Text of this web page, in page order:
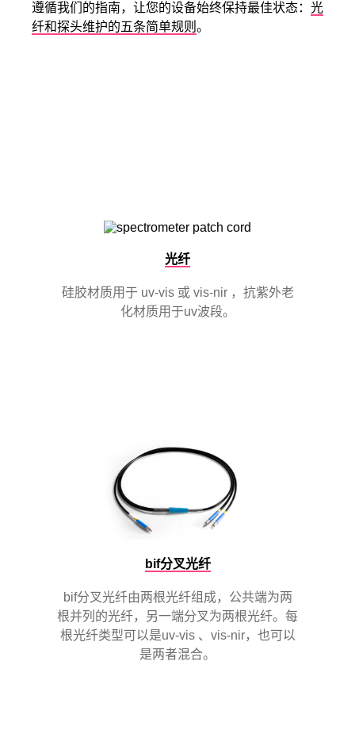
遵循我们的指南，让您的设备始终保持最佳状态： 光
纤和探头维护的五条简单规则 。
光纤
硅胶材质用于 uv-vis 或 vis-nir ，抗紫外老
化材质用于uv波段。
bif分叉光纤
bif分叉光纤由两根光纤组成，公共端为两
根并列的光纤，另一端分叉为两根光纤。每
根光纤类型可以是uv-vis 、vis-nir，也可以
是两者混合。